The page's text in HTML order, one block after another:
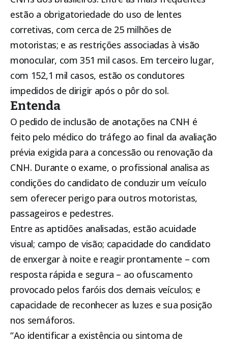
estão a obrigatoriedade do uso de lentes
corretivas, com cerca de 25 milhões de
motoristas; e as restrições associadas à visão
monocular, com 351 mil casos. Em terceiro lugar,
com 152,1 mil casos, estão os condutores
impedidos de dirigir após o pôr do sol.
Entenda
O pedido de inclusão de anotações na CNH é
feito pelo médico do tráfego ao final da avaliação
prévia exigida para a concessão ou renovação da
CNH. Durante o exame, o profissional analisa as
condições do candidato de conduzir um veículo
sem oferecer perigo para outros motoristas,
passageiros e pedestres.
Entre as aptidões analisadas, estão acuidade
visual; campo de visão; capacidade do candidato
de enxergar à noite e reagir prontamente – com
resposta rápida e segura – ao ofuscamento
provocado pelos faróis dos demais veículos; e
capacidade de reconhecer as luzes e sua posição
nos semáforos.
“Ao identificar a existência ou sintoma de